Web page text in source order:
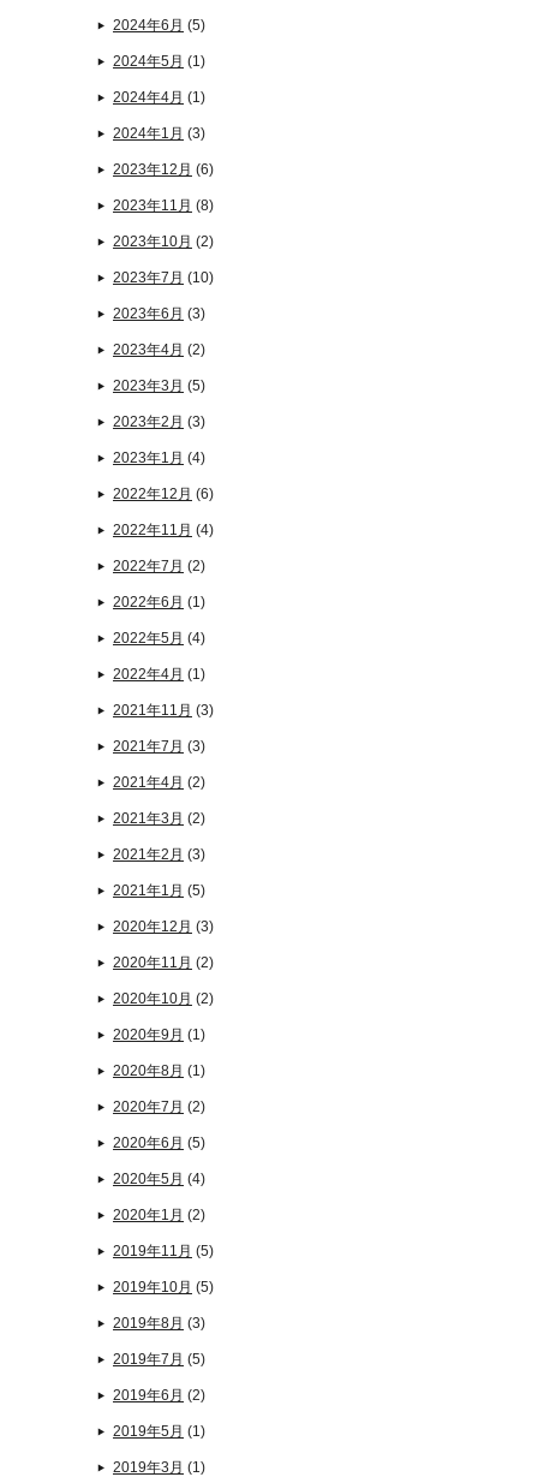
2024年6月 (5)
2024年5月 (1)
2024年4月 (1)
2024年1月 (3)
2023年12月 (6)
2023年11月 (8)
2023年10月 (2)
2023年7月 (10)
2023年6月 (3)
2023年4月 (2)
2023年3月 (5)
2023年2月 (3)
2023年1月 (4)
2022年12月 (6)
2022年11月 (4)
2022年7月 (2)
2022年6月 (1)
2022年5月 (4)
2022年4月 (1)
2021年11月 (3)
2021年7月 (3)
2021年4月 (2)
2021年3月 (2)
2021年2月 (3)
2021年1月 (5)
2020年12月 (3)
2020年11月 (2)
2020年10月 (2)
2020年9月 (1)
2020年8月 (1)
2020年7月 (2)
2020年6月 (5)
2020年5月 (4)
2020年1月 (2)
2019年11月 (5)
2019年10月 (5)
2019年8月 (3)
2019年7月 (5)
2019年6月 (2)
2019年5月 (1)
2019年3月 (1)